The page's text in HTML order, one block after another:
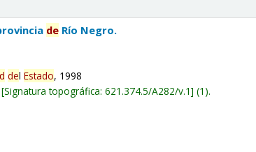
de Río Negro.
delEstado, 1998
Signatura topográfica:621.374.5/A282/v.1 (1).